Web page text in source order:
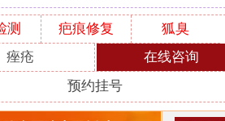
测 疤痕修复
狐臭
痤疮
在线咨询
预约挂号